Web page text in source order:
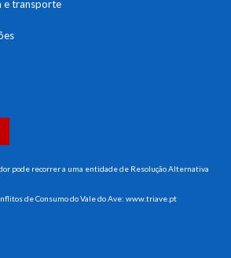
e transporte
pode recorrer a uma entidade de Resolução Alternativa
de Consumo do Vale do Ave:www.triave.pt